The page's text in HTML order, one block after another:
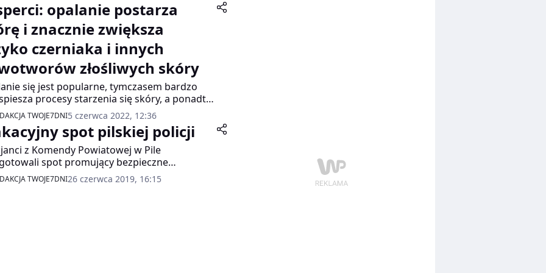
opalanie postarza
i znacznie zwiększa
czerniaka i innych
złośliwych skóry
się jest popularne, tymczasem bardzo
procesy starzenia się skóry, a ponadto
czynnikiem ryzyka powstawania
nowotworów skóry, w tym groźnego
– podkreślają eksperci.
TWOJE7DNI5 czerwca 2022, 12:36
spot pilskiej policji
z Komendy Powiatowej w Pile
spot promujący bezpieczne
nad wodą. To bardzo ważne, bo od
roku w całej Polsce było już blisko 100
TWOJE7DNI26 czerwca 2019, 16:15